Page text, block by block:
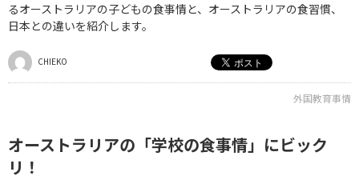
るオーストラリアの子どもの食事情と、オーストラリアの食習慣、
日本との違いを紹介します。
CHIEKO
外国教育事情
オーストラリアの「学校の食事情」にビック
リ！